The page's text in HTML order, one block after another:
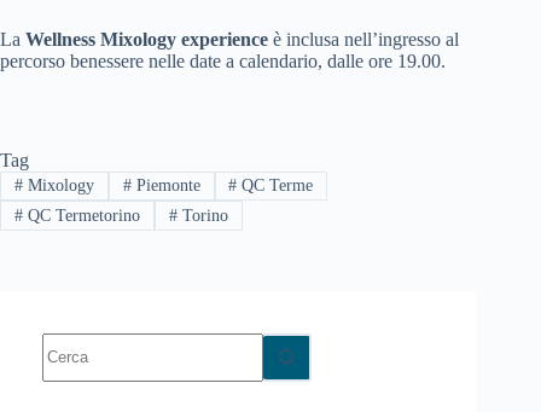
La Wellness Mixology experience è inclusa nell’ingresso al
percorso benessere nelle date a calendario, dalle ore 19.00.
Tag
#Mixology #Piemonte # QC Terme
#QC Termetorino #Torino
risultato